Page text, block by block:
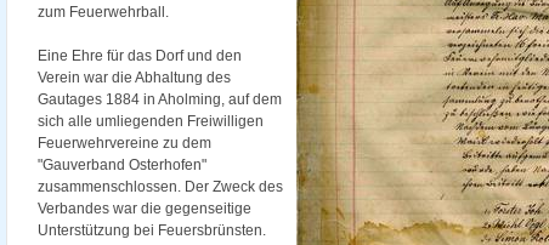
zum Feuerwehrball.
Eine Ehre für das Dorf und den
Verein war die Abhaltung des
Gautages 1884 in Aholming, auf dem
sich alle umliegenden Freiwilligen
Feuerwehrvereine zu dem
"Gauverband Osterhofen"
zusammenschlossen. Der Zweck des
Verbandes war die gegenseitige
Unterstützung bei Feuersbrünsten.